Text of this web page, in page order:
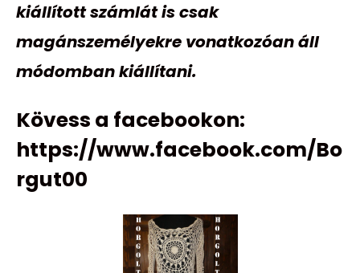
kiállított számlát is csak
magánszemélyekre vonatkozóan áll
módomban kiállítani.
Kövess a facebookon:
https://www.facebook.com/Bo
rgut00